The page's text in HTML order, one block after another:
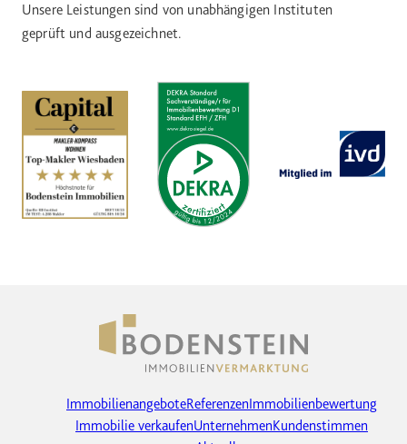
Unsere Leistungen sind von unabhängigen Instituten
geprüft und ausgezeichnet.
ImmobilienangeboteReferenzen Immobilienbewertung
Immobilie verkaufenUnternehmenKundenstimmen